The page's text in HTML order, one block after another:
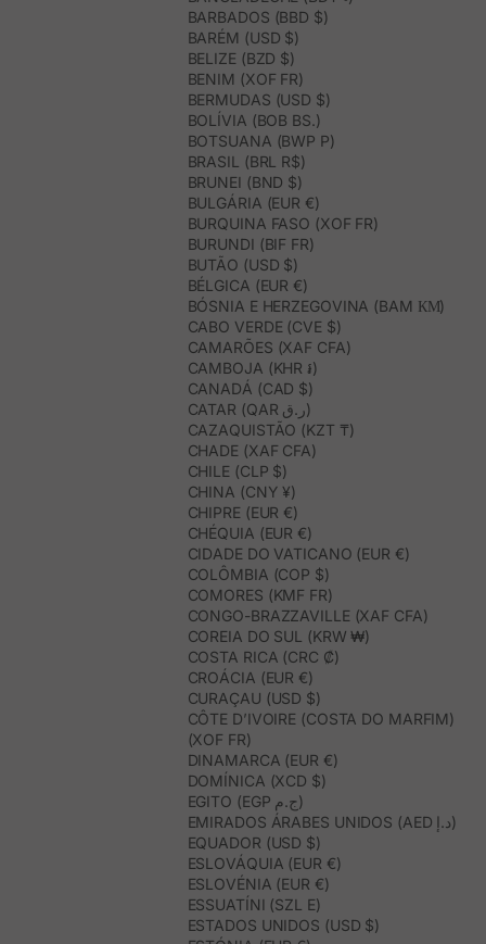
BARBADOS (BBD $)
BARÉM (USD $)
BELIZE (BZD $)
BENIM (XOF FR)
BERMUDAS (USD $)
BOLÍVIA (BOB BS.)
BOTSUANA (BWP P)
BRASIL (BRL R$)
BRUNEI (BND $)
BULGÁRIA (EUR €)
BURQUINA FASO (XOF FR)
BURUNDI (BIF FR)
BUTÃO (USD $)
BÉLGICA (EUR €)
BÓSNIA E HERZEGOVINA (BAM КМ)
CABO VERDE (CVE $)
CAMARÕES (XAF CFA)
CAMBOJA (KHR ៛)
CANADÁ (CAD $)
CATAR (QAR ر.ق)
CAZAQUISTÃO (KZT ₸)
CHADE (XAF CFA)
CHILE (CLP $)
CHINA (CNY ¥)
CHIPRE (EUR €)
CHÉQUIA (EUR €)
CIDADE DO VATICANO (EUR €)
COLÔMBIA (COP $)
COMORES (KMF FR)
CONGO-BRAZZAVILLE (XAF CFA)
COREIA DO SUL (KRW ₩)
COSTA RICA (CRC ₡)
CROÁCIA (EUR €)
CURAÇAU (USD $)
CÔTE D’IVOIRE (COSTA DO MARFIM)
(XOF FR)
DINAMARCA (EUR €)
DOMÍNICA (XCD $)
EGITO (EGP ج.م)
EMIRADOS ÁRABES UNIDOS (AED د.إ)
EQUADOR (USD $)
ESLOVÁQUIA (EUR €)
ESLOVÉNIA (EUR €)
ESSUATÍNI (SZL E)
ESTADOS UNIDOS (USD $)